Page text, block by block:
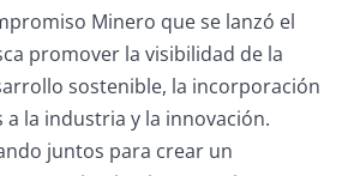
Minero que se lanzó el
promover la visibilidad de la
sostenible, la incorporación
a la industria y la innovación.
juntos para crear un